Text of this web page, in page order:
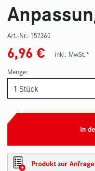
Art.-Nr.: 157360
6,96 €
inkl. MwSt.*
Menge:
In
Produkt zur